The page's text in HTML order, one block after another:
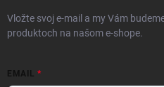
Vložte svoj e-mail a my Vám
produktoch na našom e-shope.
EMAIL